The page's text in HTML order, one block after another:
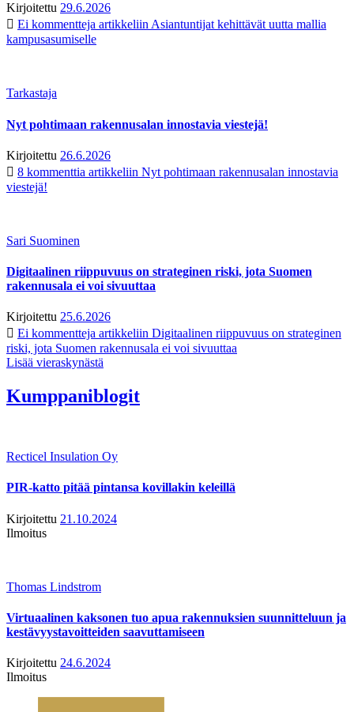
Kirjoitettu 29.6.2026
Ei kommentteja artikkeliin Asiantuntijat kehittävät uutta mallia
kampusasumiselle
Tarkastaja
Nyt pohtimaan rakennusalan innostavia viestejä!
Kirjoitettu 26.6.2026
8 kommenttia artikkeliin Nyt pohtimaan rakennusalan innostavia
viestejä!
Sari Suominen
Digitaalinen riippuvuus on strateginen riski, jota Suomen
rakennusala ei voi sivuuttaa
Kirjoitettu 25.6.2026
Ei kommentteja artikkeliin Digitaalinen riippuvuus on strateginen
riski, jota Suomen rakennusala ei voi sivuuttaa
Lisää vieraskynästä
Kumppaniblogit
Recticel Insulation Oy
PIR-katto pitää pintansa kovillakin keleillä
Kirjoitettu 21.10.2024
Ilmoitus
Thomas Lindstrom
Virtuaalinen kaksonen tuo apua rakennuksien suunnitteluun ja
kestävyystavoitteiden saavuttamiseen
Kirjoitettu 24.6.2024
Ilmoitus